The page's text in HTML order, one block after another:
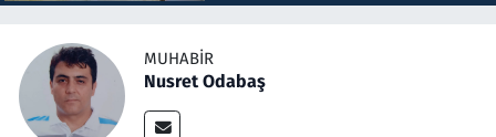
MUHABIR
Nusret Odabaş